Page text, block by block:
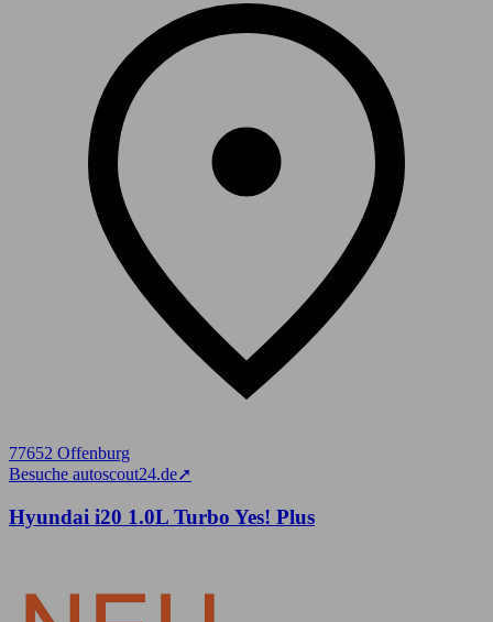
77652 Offenburg
Besuche autoscout24.de➚
Hyundai i20 1.0L Turbo Yes! Plus